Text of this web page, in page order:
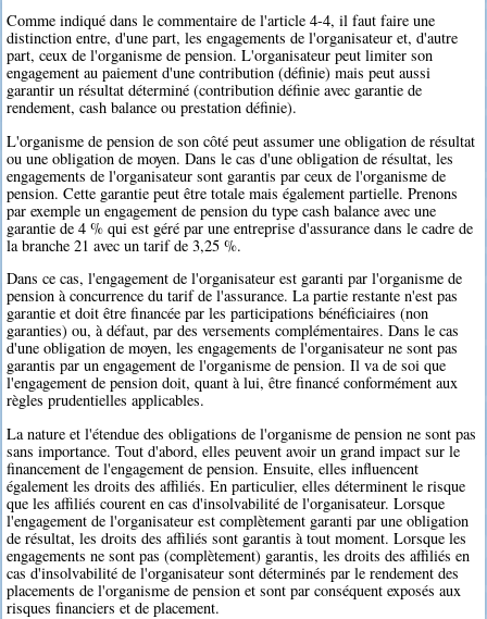
Comme indiqué dans le commentaire de l'article 4-4, il faut faire une
distinction entre, d'une part, les engagements de l'organisateur et, d'autre
part, ceux de l'organisme de pension. L'organisateur peut limiter son
engagement au paiement d'une contribution (définie) mais peut aussi
garantir un résultat déterminé (contribution définie avec garantie de
rendement, cash balance ou prestation définie).
L'organisme de pension de son côté peut assumer une obligation de résultat
ou une obligation de moyen. Dans le cas d'une obligation de résultat, les
engagements de l'organisateur sont garantis par ceux de l'organisme de
pension. Cette garantie peut être totale mais également partielle. Prenons
par exemple un engagement de pension du type cash balance avec une
garantie de 4 % qui est géré par une entreprise d'assurance dans le cadre de
la branche 21 avec un tarif de 3,25 %.
Dans ce cas, l'engagement de l'organisateur est garanti par l'organisme de
pension à concurrence du tarif de l'assurance. La partie restante n'est pas
garantie et doit être financée par les participations bénéficiaires (non
garanties) ou, à défaut, par des versements complémentaires. Dans le cas
d'une obligation de moyen, les engagements de l'organisateur ne sont pas
garantis par un engagement de l'organisme de pension. Il va de soi que
l'engagement de pension doit, quant à lui, être financé conformément aux
règles prudentielles applicables.
La nature et l'étendue des obligations de l'organisme de pension ne sont pas
sans importance. Tout d'abord, elles peuvent avoir un grand impact sur le
financement de l'engagement de pension. Ensuite, elles influencent
également les droits des affiliés. En particulier, elles déterminent le risque
que les affiliés courent en cas d'insolvabilité de l'organisateur. Lorsque
l'engagement de l'organisateur est complètement garanti par une obligation
de résultat, les droits des affiliés sont garantis à tout moment. Lorsque les
engagements ne sont pas (complètement) garantis, les droits des affiliés en
cas d'insolvabilité de l'organisateur sont déterminés par le rendement des
placements de l'organisme de pension et sont par conséquent exposés aux
risques financiers et de placement.